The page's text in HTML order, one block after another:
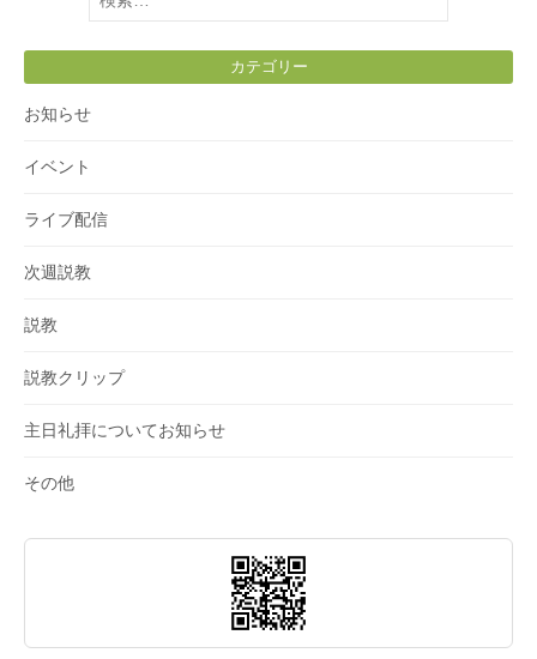
索:
カテゴリー
お知らせ
イベント
ライブ配信
次週説教
説教
説教クリップ
主日礼拝についてお知らせ
その他